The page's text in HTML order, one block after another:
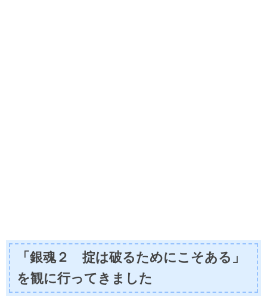
「銀魂２ 掟は破るためにこそある」
を観に行ってきました